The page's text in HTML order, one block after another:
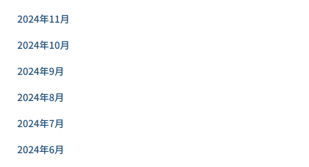
2024年11月
2024年10月
2024年9月
2024年8月
2024年7月
2024年6月